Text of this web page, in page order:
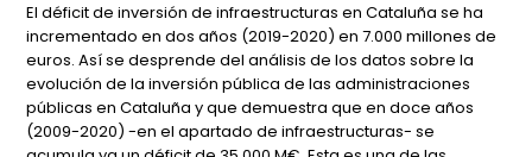
El déficit de inversión de infraestructuras en Cataluña se ha
incrementado en dos años (2019-2020) en 7.000 millones de
euros. Así se desprende del análisis de los datos sobre la
evolución de la inversión pública de las administraciones
públicas en Cataluña y que demuestra que en doce años
(2009-2020) -en el apartado de infraestructuras- se